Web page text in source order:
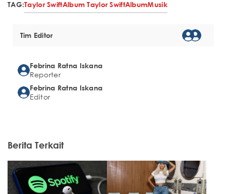
TAG:Taylor SwiftAlbum Taylor SwiftAlbumMusik
Tim Editor
Febrina Ratna Iskana
Reporter
Febrina Ratna Iskana
Editor
Berita Terkait